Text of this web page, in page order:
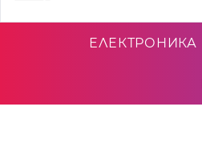
ЕЛЕКТРОНИКА